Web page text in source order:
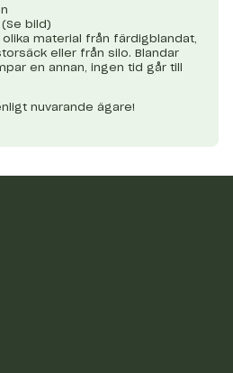
bild)
olika material från färdigblandat,
eller från silo. Blandar
en annan, ingen tid går till
nuvarande ägare!